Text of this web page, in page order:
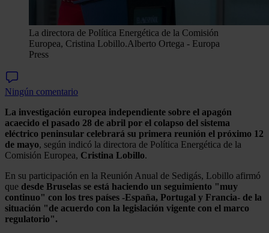
La directora de Política Energética de la Comisión
Europea, Cristina Lobillo.Alberto Ortega - Europa
Press
Ningún comentario
La investigación europea independiente sobre el apagón
acaecido el pasado 28 de abril por el colapso del sistema
eléctrico peninsular celebrará su primera reunión el próximo 12
de mayo, según indicó la directora de Política Energética de la
Comisión Europea, Cristina Lobillo.
En su participación en la Reunión Anual de Sedigás, Lobillo afirmó
que desde Bruselas se está haciendo un seguimiento "muy
continuo" con los tres países -España, Portugal y Francia- de la
situación "de acuerdo con la legislación vigente con el marco
regulatorio".